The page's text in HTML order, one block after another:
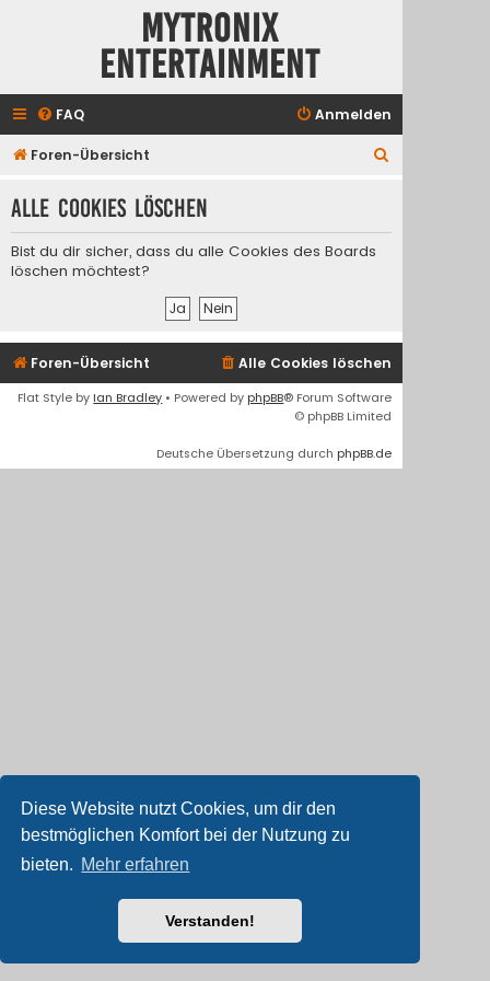
Diese Website nutzt Cookies, um dir den
bestmöglichen Komfort bei der Nutzung zu
bieten. Mehr erfahren
Verstanden!
Mytronix
Entertainment
FAQ Anmelden
Foren-Übersicht
h
Alle Cookies löschen
Bist du dir sicher, dass du alle Cookies des Boards
löschen möchtest?
Foren-Übersicht Alle Cookies löschen
Flat Style by Ian Bradley • Powered by phpBB® Forum Software
© phpBB Limited
Deutsche Übersetzung durch phpBB.de